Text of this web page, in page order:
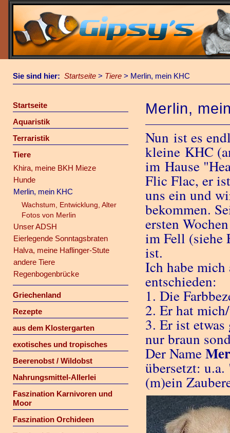
Sie sind hier: Startseite > Tiere > Merlin, mein KHC
Startseite
Aquaristik
Terraristik
Tiere
Khira, meine BKH Mieze
Hunde
Merlin, mein KHC
Wachstum, Entwicklung, Alter
Fotos von Merlin
Unser ADSH
Eierlegende Sonntagsbraten
Halva, meine Haflinger-Stute
andere Tiere
Regenbogenbrücke
Griechenland
Rezepte
aus dem Klostergarten
exotisches und tropisches
Beerenobst / Wildobst
Nahrungsmittel-Allerlei
Faszination Karnivoren und
Moor
Faszination Orchideen
Merlin,
Nun ist es
kleine KHC
im Hause
Flic Flac, er
uns ein und
bekommen.
ersten
im Fell (siehe
ist.
Ich habe
entschieden:
1. Die
2. Er hat
3. Er ist
nur braun
Der Name
übersetzt:
(m)ein